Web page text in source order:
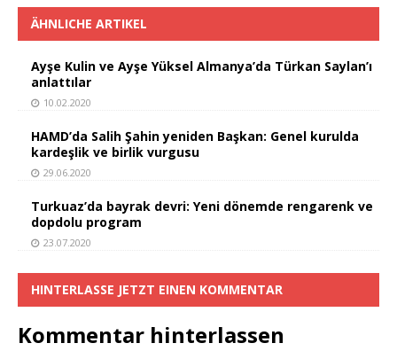
ÄHNLICHE ARTIKEL
Ayşe Kulin ve Ayşe Yüksel Almanya’da Türkan Saylan’ı
anlattılar
10.02.2020
HAMD’da Salih Şahin yeniden Başkan: Genel kurulda
kardeşlik ve birlik vurgusu
29.06.2020
Turkuaz’da bayrak devri: Yeni dönemde rengarenk ve
dopdolu program
23.07.2020
HINTERLASSE JETZT EINEN KOMMENTAR
Kommentar hinterlassen